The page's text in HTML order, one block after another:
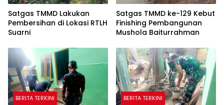
Satgas TMMD Lakukan
Pembersihan di Lokasi RTLH
Suarni
Satgas TMMD ke-129 Kebut
Finishing Pembangunan
Mushola Baiturrahman
BERITA TERKINI BERITA TERKINI